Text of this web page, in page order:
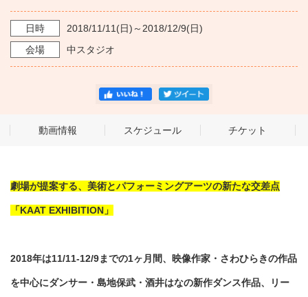
・ レストラン/カフェ
日時 2018/11/11 (日)～ 2018/12/9(日)
会場
中スタジオ
動画情報 スケジュール チケット
劇場が提案する、美術とパフォーミングアーツの新たな交差点
「KAAT EXHIBITION」
2018年は11/11-12/9までの1ヶ月間、映像作家・さわひらきの作品
を中心にダンサー・島地保武・酒井はなの新作ダンス作品、リー